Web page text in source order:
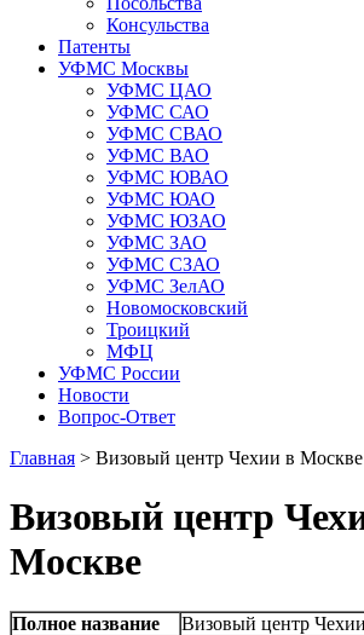
Консульства
Патенты
УФМС Москвы
УФМС ЦАО
УФМС САО
УФМС СВАО
УФМС ВАО
УФМС ЮВАО
УФМС ЮАО
УФМС ЮЗАО
УФМС ЗАО
УФМС СЗАО
УФМС ЗелАО
Новомосковский
Троицкий
МФЦ
УФМС России
Новости
Вопрос-Ответ
Главная > Визовый центр Чехии в Москве
Визовый центр
Москве
Полное название
Визовый центр Чехии